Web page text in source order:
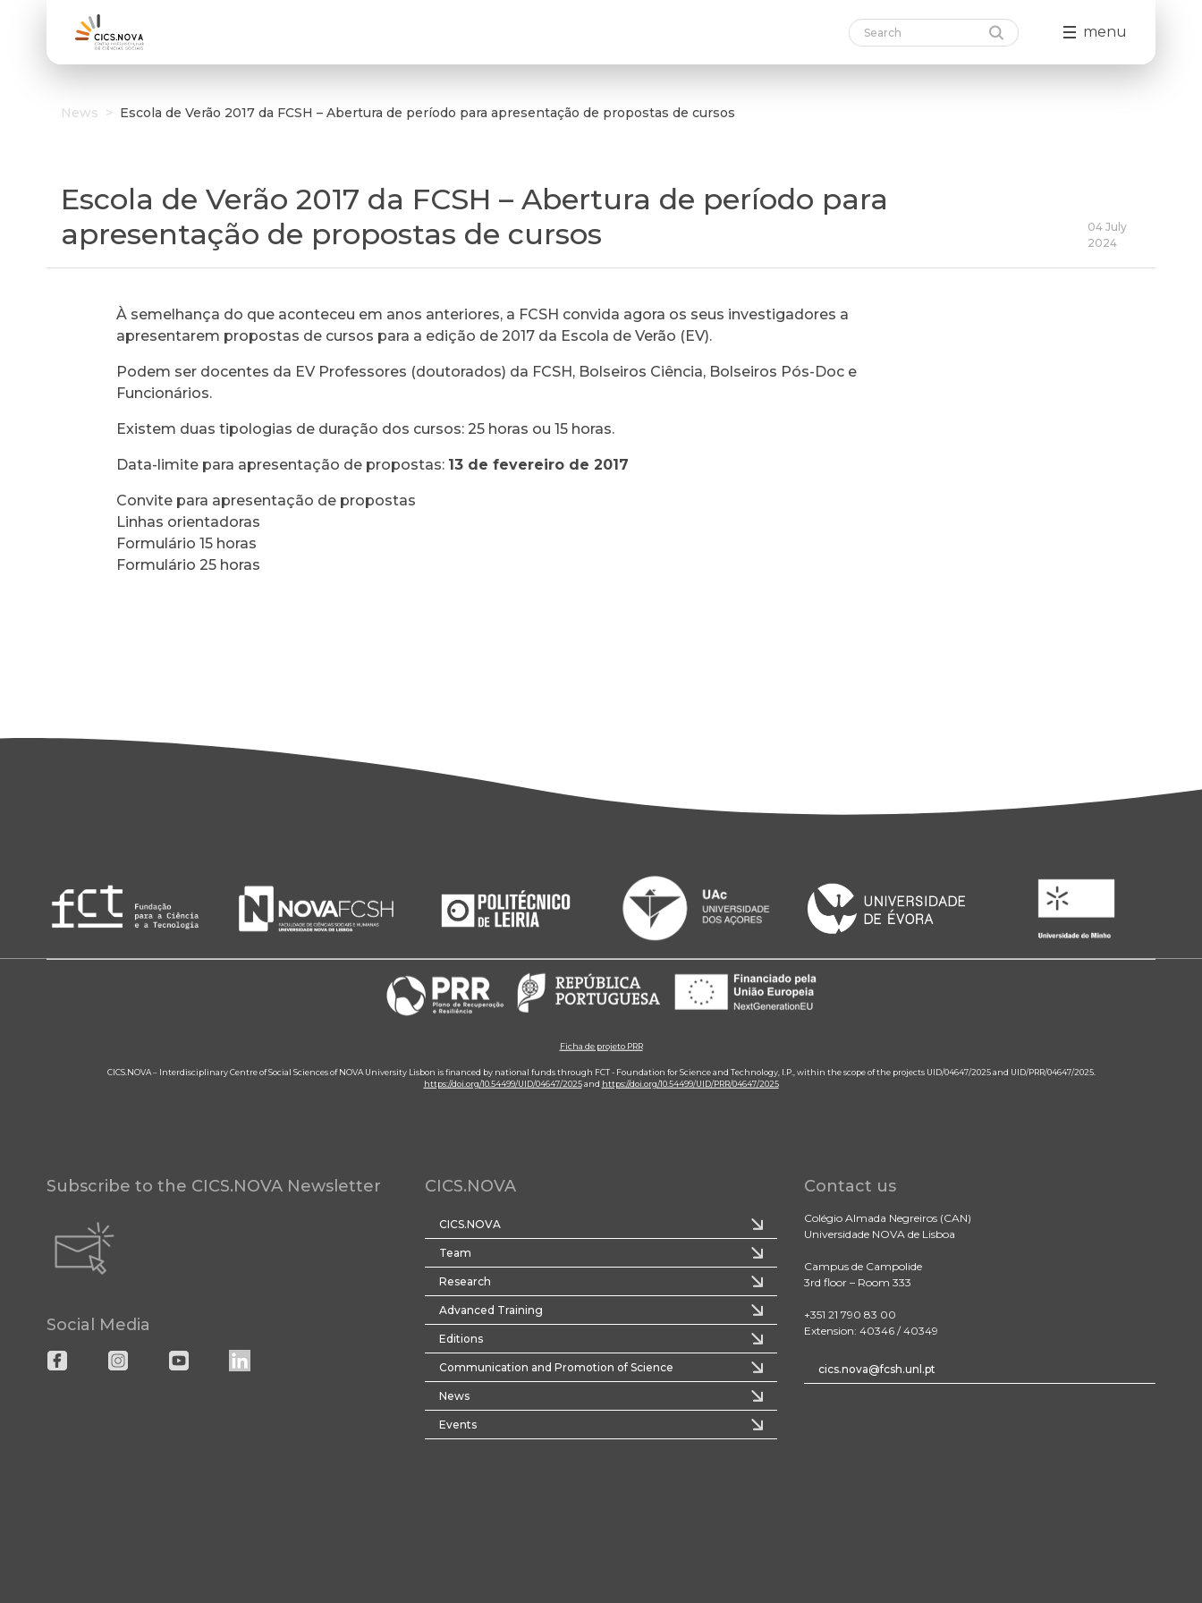
menu
News > Escola de Verão 2017 da FCSH – Abertura de período para apresentação de propostas de cursos
Escola de Verão 2017 da FCSH – Abertura de período para
apresentação de propostas de cursos
04 July
2024
À semelhança do que aconteceu em anos anteriores, a FCSH convida agora os seus investigadores a
apresentarem propostas de cursos para a edição de 2017 da Escola de Verão (EV).
Podem ser docentes da EV Professores (doutorados) da FCSH, Bolseiros Ciência, Bolseiros Pós-Doc e
Funcionários.
Existem duas tipologias de duração dos cursos: 25 horas ou 15 horas.
Data-limite para apresentação de propostas: 13 de fevereiro de 2017
Convite para apresentação de propostas
Linhas orientadoras
Formulário 15 horas
Formulário 25 horas
Ficha de projeto PRR
CICS.NOVA – Interdisciplinary Centre of Social Sciences of NOVA University Lisbon is financed by national funds through FCT - Foundation for Science and Technology, I.P., within the scope of the projects UID/04647/2025 and UID/PRR/04647/2025.
https://doi.org/10.54499/UID/04647/2025and https://doi.org/10.54499/UID/PRR/04647/2025
Subscribe to the CICS.NOVA Newsletter
Social Media
CICS.NOVA
CICS.NOVA
Team
Research
Advanced Training
Editions
Communication and Promotion of Science
News
Events
Contact us
Colégio Almada Negreiros (CAN)
Universidade NOVA de Lisboa
Campus de Campolide
3rd floor – Room 333
+351 21 790 83 00
Extension: 40346 / 40349
cics.nova@fcsh.unl.pt